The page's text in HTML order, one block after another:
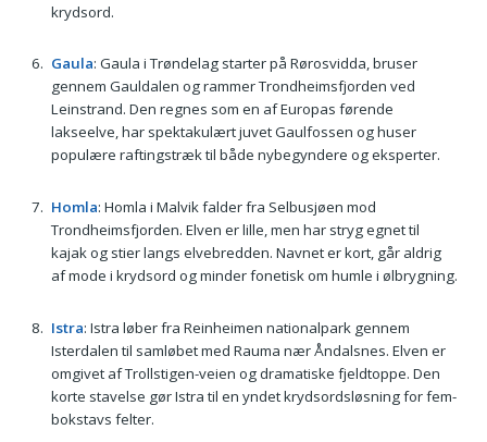
krydsord.
Gaula: Gaula i Trøndelag starter på Rørosvidda, bruser
gennem Gauldalen og rammer Trondheimsfjorden ved
Leinstrand. Den regnes som en af Europas førende
lakseelve, har spektakulært juvet Gaulfossen og huser
populære raftingstræk til både nybegyndere og eksperter.
Homla: Homla i Malvik falder fra Selbusjøen mod
Trondheimsfjorden. Elven er lille, men har stryg egnet til
kajak og stier langs elvebredden. Navnet er kort, går aldrig
af mode i krydsord og minder fonetisk om humle i ølbrygning.
Istra: Istra løber fra Reinheimen nationalpark gennem
Isterdalen til samløbet med Rauma nær Åndalsnes. Elven er
omgivet af Trollstigen-veien og dramatiske fjeldtoppe. Den
korte stavelse gør Istra til en yndet krydsordsløsning for fem-
bokstavs felter.